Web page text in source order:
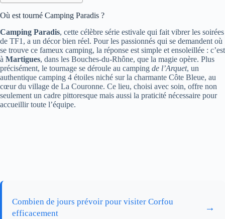
Où est tourné Camping Paradis ?
Camping Paradis, cette célèbre série estivale qui fait vibrer les soirées
de TF1, a un décor bien réel. Pour les passionnés qui se demandent où
se trouve ce fameux camping, la réponse est simple et ensoleillée : c’est
à Martigues, dans les Bouches-du-Rhône, que la magie opère. Plus
précisément, le tournage se déroule au camping de l’Arquet, un
authentique camping 4 étoiles niché sur la charmante Côte Bleue, au
cœur du village de La Couronne. Ce lieu, choisi avec soin, offre non
seulement un cadre pittoresque mais aussi la praticité nécessaire pour
accueillir toute l’équipe.
Combien de jours prévoir pour visiter Corfou
efficacement
→